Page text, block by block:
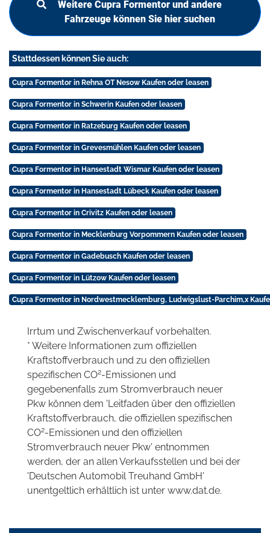
Weitere Cupra Formentor und andere
Fahrzeuge können Sie hier suchen
Stattdessen können Sie auch:
Cupra Formentor in Rehna OT Nesow Kaufen oder leasen
Cupra Formentor in Schwerin Kaufen oder leasen
Cupra Formentor in Ratzeburg Kaufen oder leasen
Cupra Formentor in Grevesmühlen Kaufen oder leasen
Cupra Formentor in Hansestadt Wismar Kaufen oder leasen
Cupra Formentor in Hansestadt Lübeck Kaufen oder leasen
Cupra Formentor in Crivitz Kaufen oder leasen
Cupra Formentor in Mecklenburg Vorpommern Kaufen oder leasen
Cupra Formentor in Gadebusch Kaufen oder leasen
Cupra Formentor in Lützow Kaufen oder leasen
Cupra Formentor in Nordwestmecklemburg, Ludwigslust-Parchim,x
Irrtum und Zwischenverkauf vorbehalten.
* Weitere Informationen zum offiziellen
Kraftstoffverbrauch und zu den offiziellen
spezifischen CO2-Emissionen und
gegebenenfalls zum Stromverbrauch neuer
Pkw können dem 'Leitfaden über den offiziellen
Kraftstoffverbrauch, die offiziellen spezifischen
CO2-Emissionen und den offiziellen
Stromverbrauch neuer Pkw' entnommen
werden, der an allen Verkaufsstellen und bei der
'Deutschen Automobil Treuhand GmbH'
unentgeltlich erhältlich ist unter www.dat.de.